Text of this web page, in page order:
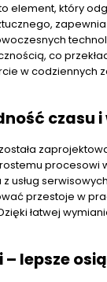
to element, który
co
w codziennych
czasu
została
procesowi
usług
przestoje w
łatwej
lepsze